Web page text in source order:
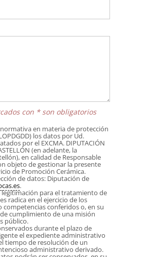
con * son obligatorios
en materia de protección
los datos por Ud.
por el EXCMA. DIPUTACIÓN
(en adelante, la
en calidad de Responsable
objeto de gestionar la presente
de Promoción Cerámica.
de datos: Diputación de
.
legitimación para el tratamiento de
radica en el ejercicio de los
competencias conferidos o, en su
cumplimiento de una misión
público.
durante el plazo de
el expediente administrativo
tiempo de resolución de un
administrativo derivado.